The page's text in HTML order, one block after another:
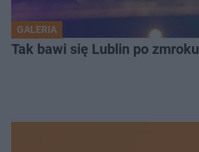
GALERIA
Tak bawi się Lublin po